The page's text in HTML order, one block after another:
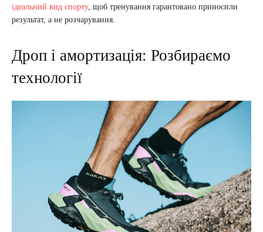
ідеальний вид спорту, щоб тренування гарантовано приносили
результат, а не розчарування.
Дроп і амортизація: Розбираємо
технології